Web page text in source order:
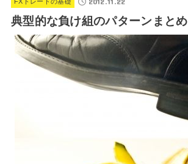
典型的な負け組のパターンまとめ